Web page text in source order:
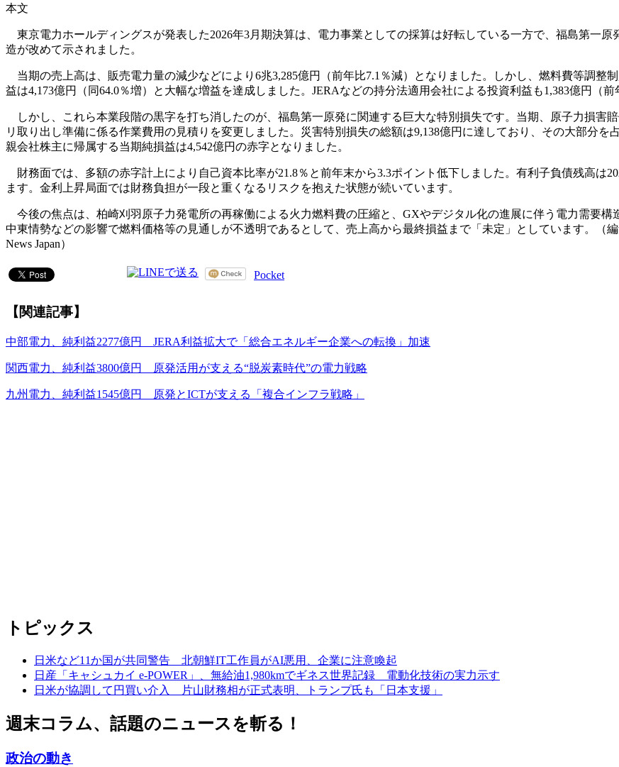
本文
東京電力ホールディングスが発表した2026年3月期決算は、電力事業としての採算は好転している一方で、福島第一
造が改めて示されました。
当期の売上高は、販売電力量の減少などにより6兆3,285億円（前年比7.1％減）となりました。しかし、燃料費等調整
益は4,173億円（同64.0％増）と大幅な増益を達成しました。JERAなどの持分法適用会社による投資利益も1,383億円（
しかし、これら本業段階の黒字を打ち消したのが、福島第一原発に関連する巨大な特別損失です。当期、原子力損害
リ取り出し準備に係る作業費用の見積りを変更しました。災害特別損失の総額は9,138億円に達しており、その大部分を
親会社株主に帰属する当期純損益は4,542億円の赤字となりました。
財務面では、多額の赤字計上により自己資本比率が21.8％と前年末から3.3ポイント低下しました。有利子負債残高は
ます。金利上昇局面では財務負担が一段と重くなるリスクを抱えた状態が続いています。
今後の焦点は、柏崎刈羽原子力発電所の再稼働による火力燃料費の圧縮と、GXやデジタル化の進展に伴う電力需要構
中東情勢などの影響で燃料価格等の見通しが不透明であるとして、売上高から最終損益まで「未定」としています。（
News Japan）
Pocket
【関連記事】
中部電力、純利益2277億円 JERA利益拡大で「総合エネルギー企業への転換」加速
関西電力、純利益3800億円 原発活用が支える“脱炭素時代”の電力戦略
九州電力、純利益1545億円 原発とICTが支える「複合インフラ戦略」
トピックス
日米など11か国が共同警告 北朝鮮IT工作員がAI悪用、企業に注意喚起
日産「キャシュカイ e-POWER」、無給油1,980kmでギネス世界記録 電動化技術の実力示す
日米が協調して円買い介入 片山財務相が正式表明、トランプ氏も「日本支援」
週末コラム、話題のニュースを斬る！
政治の動き